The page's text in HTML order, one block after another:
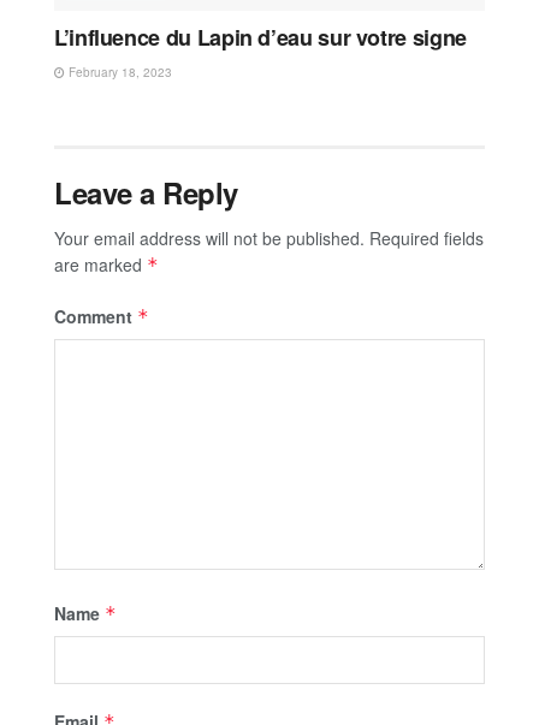
L’influence du Lapin d’eau sur votre signe
February 18, 2023
Leave a Reply
Your email address will not be published. Required fields
are marked *
Comment *
Name *